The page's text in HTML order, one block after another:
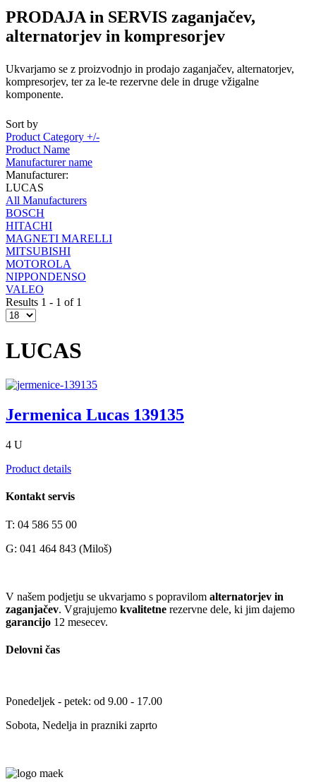
PRODAJA in SERVIS zaganjačev,
alternatorjev in kompresorjev
Ukvarjamo se z proizvodnjo in prodajo zaganjačev, alternatorjev,
kompresorjev, ter za le-te rezervne dele in druge vžigalne
komponente.
Sort by
Product Category +/-
Product Name
Manufacturer name
Manufacturer:
LUCAS
All Manufacturers
BOSCH
HITACHI
MAGNETI MARELLI
MITSUBISHI
MOTOROLA
NIPPONDENSO
VALEO
Results 1 - 1 of 1
LUCAS
Jermenica Lucas 139135
4 U
Product details
Kontakt servis
T: 04 586 55 00
G: 041 464 843 (Miloš)
V našem podjetju se ukvarjamo s popravilom alternatorjev in
zaganjačev. Vgrajujemo kvalitetne rezervne dele, ki jim dajemo
garancijo 12 mesecev.
Delovni čas
Ponedeljek - petek: od 9.00 - 17.00
Sobota, Nedelja in prazniki zaprto